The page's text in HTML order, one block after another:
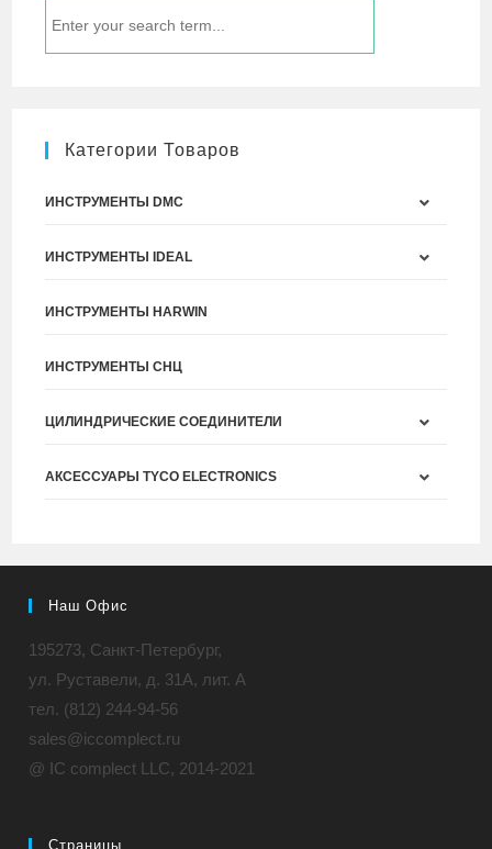
Категории Товаров
ИНСТРУМЕНТЫ DMC
ИНСТРУМЕНТЫ IDEAL
ИНСТРУМЕНТЫ HARWIN
ИНСТРУМЕНТЫ СНЦ
ЦИЛИНДРИЧЕСКИЕ СОЕДИНИТЕЛИ
АКСЕССУАРЫ TYCO ELECTRONICS
Наш Офис
195273, Санкт-Петербург,
ул. Руставели, д. 31A, лит. А
тел. (812) 244-94-56
sales@iccomplect.ru
@ IC complect LLC, 2014-2021
Страницы